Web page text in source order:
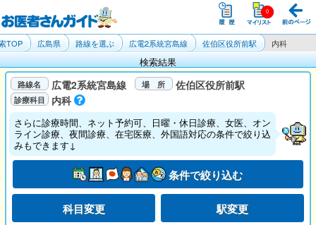
TOP 広島県 路線を選ぶ 広電2系統宮島線 佐伯区役所前駅 内科
検索結果
広電2系統宮島線
佐伯区役所前駅
内科
さらに診療時間、ネット予約可、日曜・休日診療、女医、オン
ライン診療、夜間診療、在宅医療、外国語対応の条件で絞り込
みもできます↓
条件で絞り込む
科目変更 駅変更